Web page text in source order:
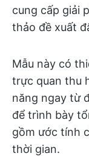
cung cấp giải
thảo đề xuất
Mẫu này có
trực quan thu
năng ngay từ
để trình bày
gồm ước tính
thời gian.